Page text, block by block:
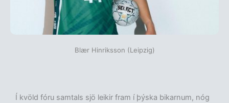
Blær Hinriksson (Leipzig)
Í kvöld fóru samtals sjö leikir fram í þýska bikarnum, nóg